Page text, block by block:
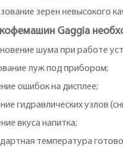
зерен невысокого
Gaggia
шума при работе
луж под прибором;
ошибок на дисплее;
гидравлических узлов
вкуса напитка;
температура